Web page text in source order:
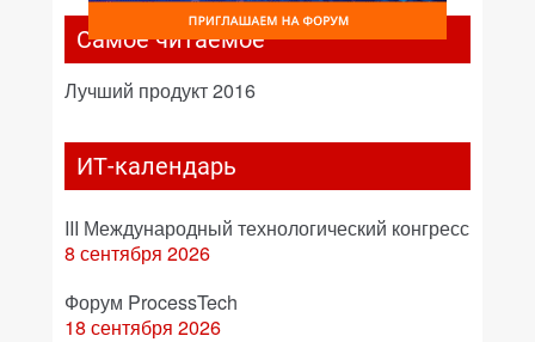
Самое читаемое
Лучший продукт 2016
ИТ-календарь
III Международный технологический конгресс
8 сентября 2026
Форум ProcessTech
18 сентября 2026